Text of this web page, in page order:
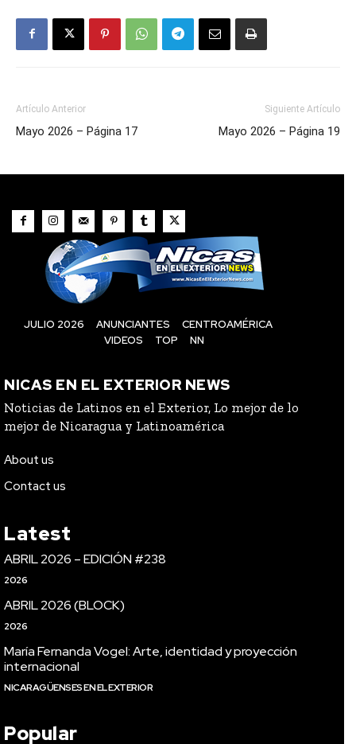
Artículo Anterior
Mayo 2026 – Página 17
Siguiente Artículo
Mayo 2026 – Página 19
JULIO 2026 ANUNCIANTES
CENTROAMÉRICA
VIDEOS
TOP NN
NICAS EN EL EXTERIOR NEWS
Noticias de Latinos en el Exterior, Lo mejor de lo
mejor de Nicaragua y Latinoamérica
About us
Contact us
Latest
ABRIL 2026 – EDICIÓN #238
2026
ABRIL 2026 (BLOCK)
2026
María Fernanda Vogel: Arte, identidad y proyección
internacional
NICARAGÜENSES EN EL EXTERIOR
Popular